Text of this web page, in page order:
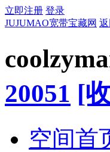
立即注册 登录
JUJUMAO宽带宝藏网
20051 [
空间首